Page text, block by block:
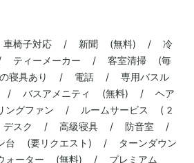
椅子対応 / 新聞 (無料) / 冷
ィーメーカー / 客室清掃 (毎
寝具あり / 電話 / 専用バスル
/ バスアメニティ (無料) / ヘア
ングファン / ルームサービス (2
スク / 高級寝具 / 防音室 /
台 (要リクエスト) / ターンダウン
ォーター (無料) / プレミアム